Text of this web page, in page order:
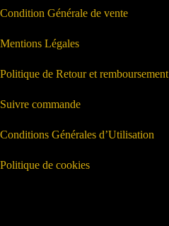
Condition Générale de vente
Mentions Légales
Politique de Retour et remboursement
Suivre commande
Conditions Générales d’Utilisation
Politique de cookies